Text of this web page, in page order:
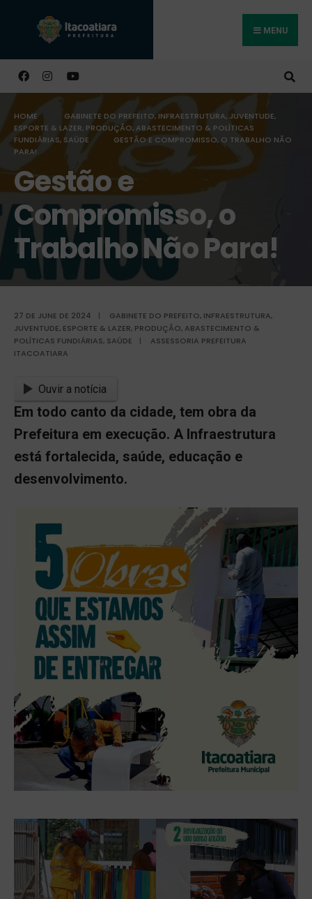
MENU
HOME GABINETE DO PREFEITO, INFRAESTRUTURA, JUVENTUDE,
ESPORTE & LAZER, PRODUÇÃO, ABASTECIMENTO & POLÍTICAS
FUNDIÁRIAS, SAÚDE
GESTÃO E COMPROMISSO, O TRABALHO NÃO
PARA!
Gestão e
Compromisso, o
Trabalho Não Para!
27 DE JUNE DE 2024 | GABINETE DO PREFEITO, INFRAESTRUTURA,
JUVENTUDE, ESPORTE & LAZER, PRODUÇÃO, ABASTECIMENTO &
POLÍTICAS FUNDIÁRIAS, SAÚDE |
ASSESSORIA PREFEITURA
ITACOATIARA
Ouvir a notícia
Em todo canto da cidade, tem obra da
Prefeitura em execução. A Infraestrutura
está fortalecida, saúde, educação e
desenvolvimento.
Buscar